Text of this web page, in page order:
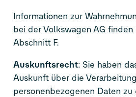
Informationen zur
bei der Volkswagen AG finden
Abschnitt F.
Auskunftsrecht: Sie haben
Auskunft über die
personenbezogenen Daten zu